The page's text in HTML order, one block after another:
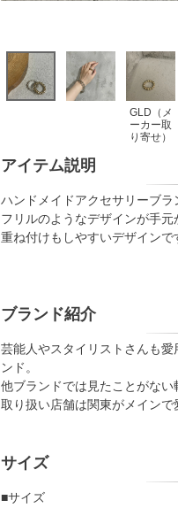
GLD（メ
ーカー取
り寄せ）
アイテム説明
ハンドメイドアクセサリーブラ
フリルのようなデザインが手元
重ね付けもしやすいデザインで
ブランド紹介
芸能人やスタイリストさんも
ンド。
他ブランドでは見たことがない
取り扱い店舗は関東がメインで
サイズ
■サイズ